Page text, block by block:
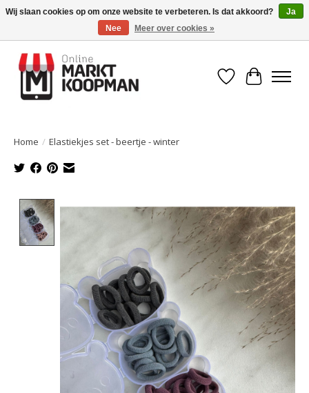
Voor 15:00 besteld, morgen in huis!
Verlanglijst
Home / Elastiekjes set - beertje - winter
Product image slideshow Items
Wij slaan cookies op om onze website te verbeteren. Is dat akkoord?
Ja
Nee
Meer over cookies »